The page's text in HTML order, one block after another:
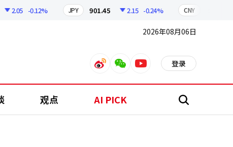
2.05 -0.12% JPY 901.45 2.15 -0.24% CNY 210.96
2026年08月06日
weiboweixinyoutube 登录
观点 AI PICK 搜